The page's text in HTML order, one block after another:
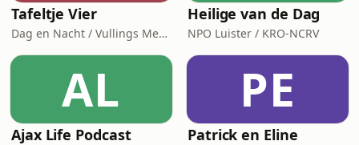
Tafeltje Vier
Dag en Nacht / Vullings Media
Heilige van de Dag
NPO Luister / KRO-NCRV
AL
Ajax Life Podcast
PE
Patrick en Eline